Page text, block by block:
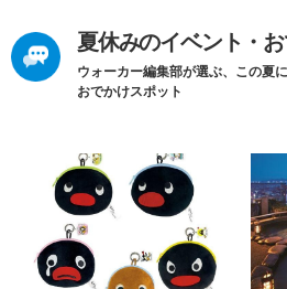
夏休みのイベント・
ウォーカー編集部が選ぶ、この夏
おでかけスポット